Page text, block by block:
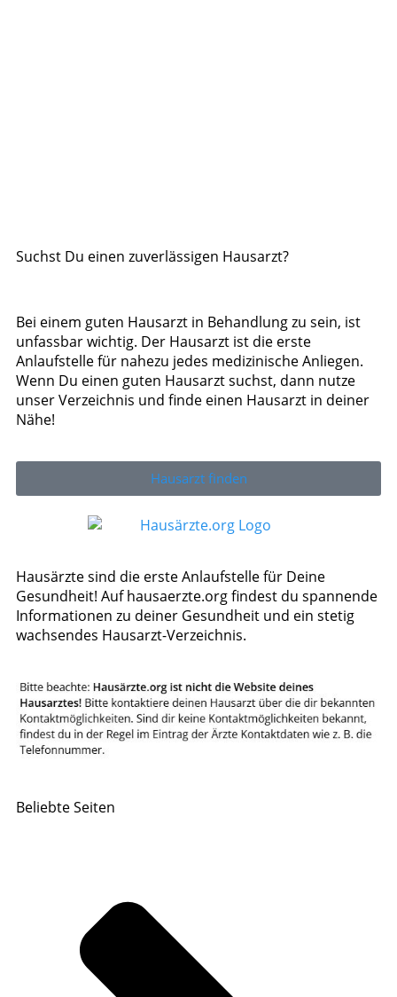
Suchst Du einen zuverlässigen Hausarzt?
Bei einem guten Hausarzt in Behandlung zu sein, ist
unfassbar wichtig. Der Hausarzt ist die erste
Anlaufstelle für nahezu jedes medizinische Anliegen.
Wenn Du einen guten Hausarzt suchst, dann nutze
unser Verzeichnis und finde einen Hausarzt in deiner
Nähe!
Hausarzt finden
Hausärzte sind die erste Anlaufstelle für Deine
Gesundheit! Auf hausaerzte.org findest du spannende
Informationen zu deiner Gesundheit und ein stetig
wachsendes Hausarzt-Verzeichnis.
Beliebte Seiten